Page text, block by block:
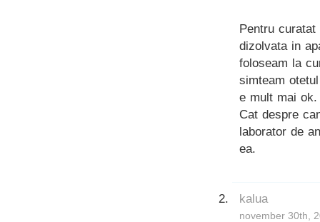
Pentru
dizolvata in
foloseam la
simteam
e mult mai ok.
Cat despre
laborator de
ea.
kalua
november 30th,